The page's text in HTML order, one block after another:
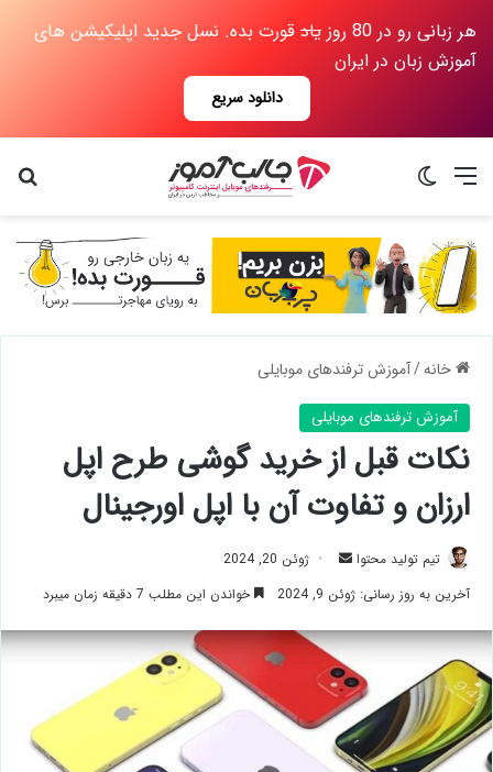
هر زبانی رو در 80 روز یاد قورت بده. نسل جدید اپلیکیشن های
آموزش زبان در ایران
دانلود سریع
منو
خانه/آموزش ترفندهای موبایلی
آموزش ترفندهای موبایلی
نکات قبل از خرید گوشی طرح اپل
ارزان و تفاوت آن با اپل اورجینال
تیم تولید محتوا
ارسال
ایمیل
ژوئن 20, 2024
آخرین به روز رسانی: ژوئن 9, 2024
خواندن این مطلب 7 دقیقه زمان میبرد